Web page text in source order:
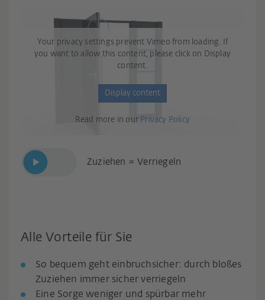
Your privacy settings prevent Vimeo from loading. If
you want to allow this content, please click on Display
content.
Display content
Read more in our Privacy Policy
Zuziehen = Verriegeln
Alle Vorteile für Sie
So bequem geht einbruchsicher: durch bloßes
Zuziehen immer sicher verriegeln
Eine Sorge weniger und spürbar mehr